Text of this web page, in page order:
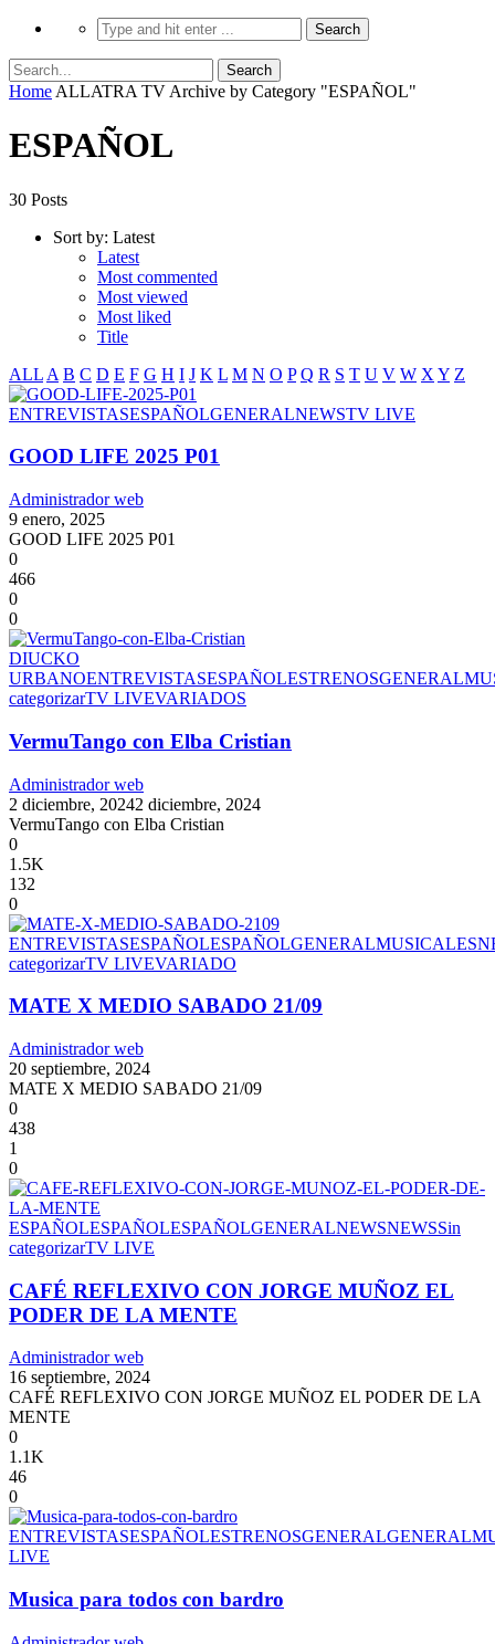
Home ALLATRA TV Archive by Category "ESPAÑOL"
ESPAÑOL
30 Posts
Sort by: Latest
Latest
Most commented
Most viewed
Most liked
Title
ALL A B C D E F G H I J K L M N O P Q R S T U V W X Y Z
ENTREVISTASESPAÑOLGENERALNEWSTV LIVE
GOOD LIFE 2025 P01
Administrador web
9 enero, 2025
GOOD LIFE 2025 P01
0
466
0
0
DIUCKO
URBANOENTREVISTASESPAÑOLESTRENOSGENERAL
categorizarTV LIVEVARIADOS
VermuTango con Elba Cristian
Administrador web
2 diciembre, 20242 diciembre, 2024
VermuTango con Elba Cristian
0
1.5K
132
0
ENTREVISTASESPAÑOLESPAÑOLGENERALMUSICALES
categorizarTV LIVEVARIADO
MATE X MEDIO SABADO 21/09
Administrador web
20 septiembre, 2024
MATE X MEDIO SABADO 21/09
0
438
1
0
ESPAÑOLESPAÑOLESPAÑOLGENERALNEWSNEWSSin
categorizarTV LIVE
CAFÉ REFLEXIVO CON JORGE MUÑOZ EL
PODER DE LA MENTE
Administrador web
16 septiembre, 2024
CAFÉ REFLEXIVO CON JORGE MUÑOZ EL PODER DE LA
MENTE
0
1.1K
46
0
ENTREVISTASESPAÑOLESTRENOSGENERALGENERAL
LIVE
Musica para todos con bardro